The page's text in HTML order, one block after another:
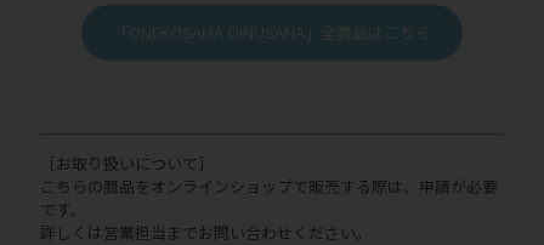
「ONEKOSAMA OINUSANA」全商品はこちら
［お取り扱いについて］
こちらの商品をオンラインショップで販売する際は、申請が必要
です。
詳しくは営業担当までお問い合わせください。